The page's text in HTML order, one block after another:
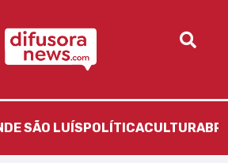
SÃO LUÍS POLÍTICACULTURA